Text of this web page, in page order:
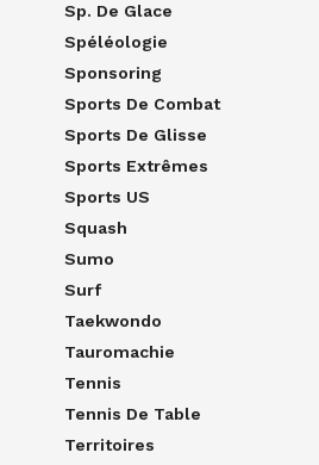
Sp. De Glace
Spéléologie
Sponsoring
Sports De Combat
Sports De Glisse
Sports Extrêmes
Sports US
Squash
Sumo
Surf
Taekwondo
Tauromachie
Tennis
Tennis De Table
Territoires